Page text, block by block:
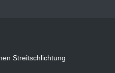
Streitschlichtung